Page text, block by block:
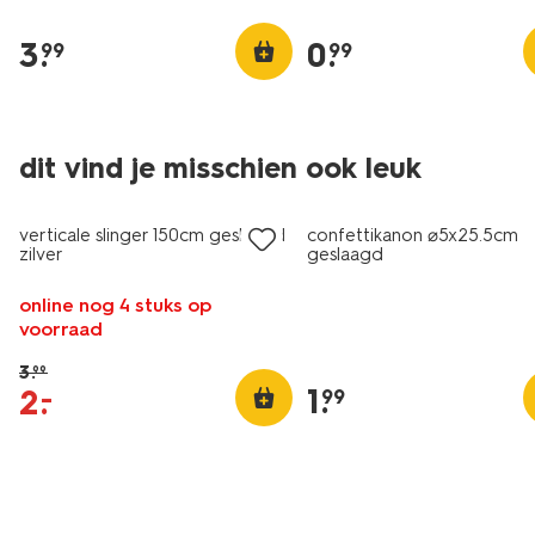
3.
99 0.
99
dit vind je misschien ook leuk
sale
verticale slinger 150cm geslaagd
zilver
online nog 4 stuks op
voorraad
3.99
2.
–
confettikanon ⌀5x25.5cm
geslaagd
1.
99